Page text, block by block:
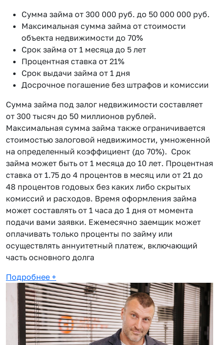
Сумма займа от 300 000 руб. до 50 000 000 руб.
Максимальная сумма займа от стоимости
объекта недвижимости до 70%
Срок займа от 1 месяца до 5 лет
Процентная ставка от 21%
Срок выдачи займа от 1 дня
Досрочное погашение без штрафов и комиссии
Сумма займа под залог недвижимости составляет
от 300 тысяч до 50 миллионов рублей.
Максимальная сумма займа также ограничивается
стоимостью залоговой недвижимости, умноженной
на определенный коэффициент (до 70%). Срок
займа может быть от 1 месяца до 10 лет. Процентная
ставка от 1.75 до 4 процентов в месяц или от 21 до
48 процентов годовых без каких либо скрытых
комиссий и расходов. Время оформления займа
может составлять от 1 часа до 1 дня от момента
подачи вами заявки. Ежемесячно заемщик может
оплачивать только проценты по займу или
осуществлять аннуитетный платеж, включающий
часть основного долга
Подробнее +